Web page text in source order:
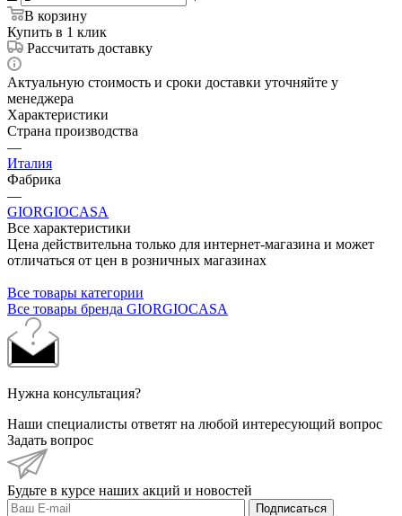
В корзину
Купить в 1 клик
Рассчитать доставку
Актуальную стоимость и сроки доставки уточняйте у
менеджера
Характеристики
Страна производства
—
Италия
Фабрика
—
GIORGIOCASA
Все характеристики
Цена действительна только для интернет-магазина и может
отличаться от цен в розничных магазинах
Все товары категории
Все товары бренда GIORGIOCASA
Нужна консультация?
Наши специалисты ответят на любой интересующий вопрос
Задать вопрос
Будьте в курсе наших акций и новостей
Подписаться